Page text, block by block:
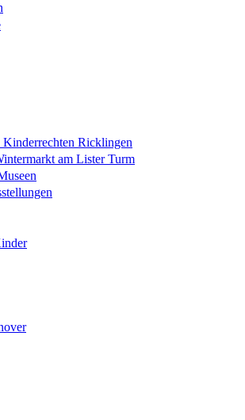
Kinderrechten Ricklingen
am Lister Turm